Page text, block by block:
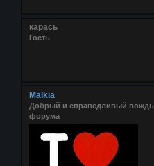
карась
Гость
Malkia
Добрый и справедливый вождь
форума